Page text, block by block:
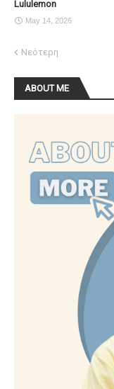
Lululemon
May 14, 2026
Νεότερη
ABOUT ME